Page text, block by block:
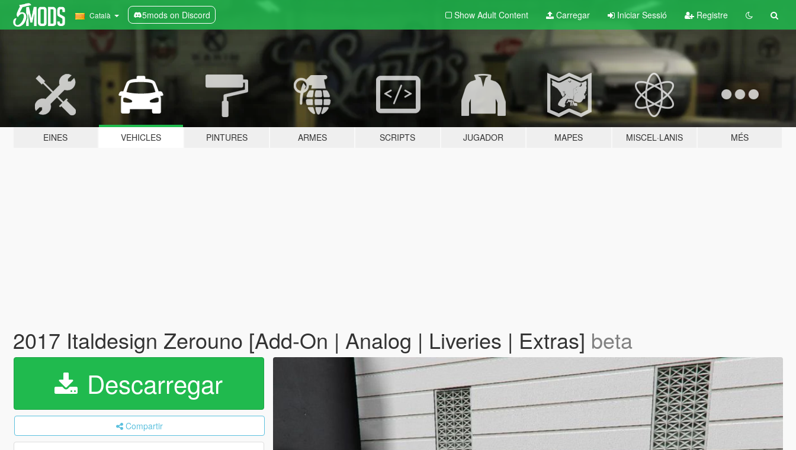
Català 5mods on Discord Show Adult Content Carregar Iniciar Sessió Registre
EINES VEHICLES PINTURES ARMES SCRIPTS JUGADOR MAPES MISCEL·LANIS MÉS
2017 Italdesign Zerouno [Add-On | Analog | Liveries | Extras] beta
Descarregar
Compartir